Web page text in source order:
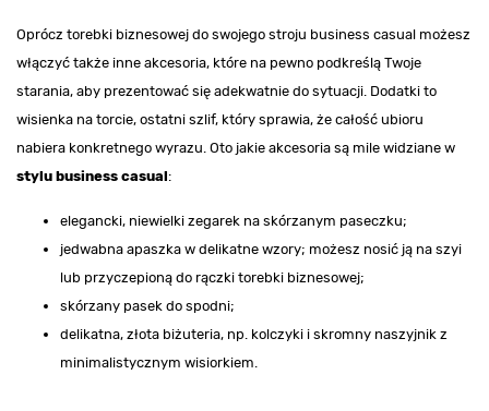
Oprócz torebki biznesowej do swojego stroju business casual możesz
włączyć także inne akcesoria, które na pewno podkreślą Twoje
starania, aby prezentować się adekwatnie do sytuacji. Dodatki to
wisienka na torcie, ostatni szlif, który sprawia, że całość ubioru
nabiera konkretnego wyrazu. Oto jakie akcesoria są mile widziane w
stylu business casual:
elegancki, niewielki zegarek na skórzanym paseczku;
jedwabna apaszka w delikatne wzory; możesz nosić ją na szyi
lub przyczepioną do rączki torebki biznesowej;
skórzany pasek do spodni;
delikatna, złota biżuteria, np. kolczyki i skromny naszyjnik z
minimalistycznym wisiorkiem.